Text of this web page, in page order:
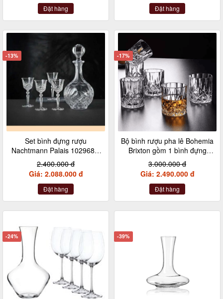
Đặt hàng Đặt hàng
-13%
Set bình đựng rượu
Nachtmann Palais 102968 5
món gồm 1 bình và 4 ly
2.400.000 đ
Giá: 2.088.000 đ
Đặt hàng
-17%
Bộ bình rượu pha lê Bohemia
Brixton gồm 1 bình đựng
rượu 850ml và 6 cốc 320ml
3.000.000 đ
Giá: 2.490.000 đ
Đặt hàng
-24% -39%